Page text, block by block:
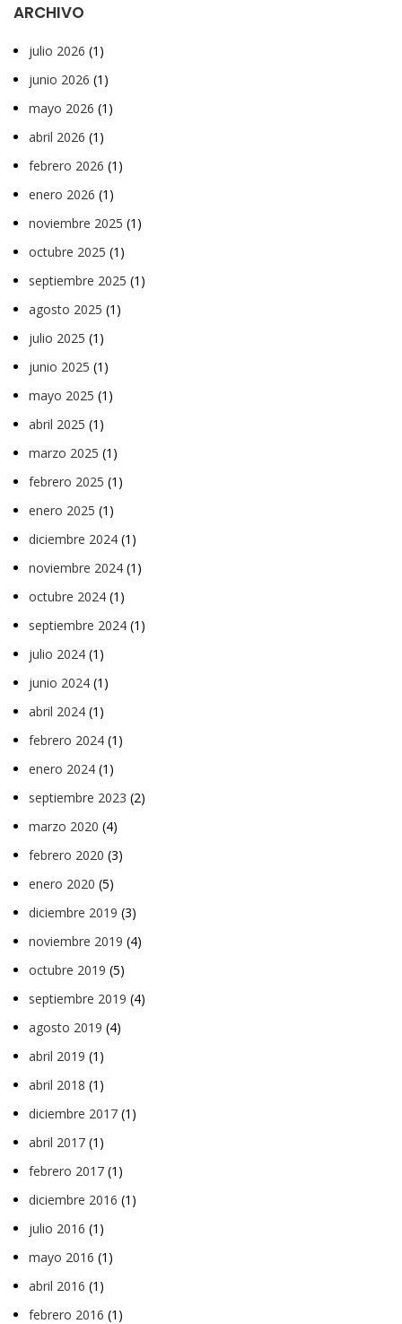
ARCHIVO
julio 2026 (1)
junio 2026 (1)
mayo 2026 (1)
abril 2026 (1)
febrero 2026 (1)
enero 2026 (1)
noviembre 2025 (1)
octubre 2025 (1)
septiembre 2025 (1)
agosto 2025 (1)
julio 2025 (1)
junio 2025 (1)
mayo 2025 (1)
abril 2025 (1)
marzo 2025 (1)
febrero 2025 (1)
enero 2025 (1)
diciembre 2024 (1)
noviembre 2024 (1)
octubre 2024 (1)
septiembre 2024 (1)
julio 2024 (1)
junio 2024 (1)
abril 2024 (1)
febrero 2024 (1)
enero 2024 (1)
septiembre 2023 (2)
marzo 2020 (4)
febrero 2020 (3)
enero 2020 (5)
diciembre 2019 (3)
noviembre 2019 (4)
octubre 2019 (5)
septiembre 2019 (4)
agosto 2019 (4)
abril 2019 (1)
abril 2018 (1)
diciembre 2017 (1)
abril 2017 (1)
febrero 2017 (1)
diciembre 2016 (1)
julio 2016 (1)
mayo 2016 (1)
abril 2016 (1)
febrero 2016 (1)